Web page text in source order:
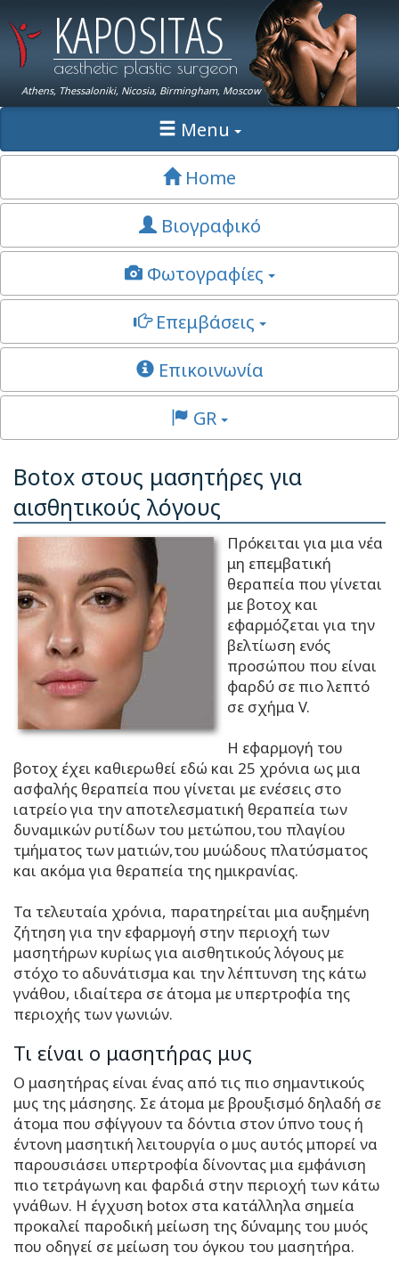
KAPOSITAS
aesthetic plastic surgeon
Athens, Thessaloniki, Nicosia, Birmingham, Moscow
Menu
Home
Βιογραφικό
Φωτογραφίες
Επεμβάσεις
Επικοινωνία
GR
Botox στους μασητήρες για
αισθητικούς λόγους
Πρόκειται για μια νέα
μη επεμβατική
θεραπεία που γίνεται
με βοτοχ και
εφαρμόζεται για την
βελτίωση ενός
προσώπου που είναι
φαρδύ σε πιο λεπτό
σε σχήμα V.
Η εφαρμογή του
βοτοχ έχει καθιερωθεί εδώ και 25 χρόνια ως μια
ασφαλής θεραπεία που γίνεται με ενέσεις στο
ιατρείο για την αποτελεσματική θεραπεία των
δυναμικών ρυτίδων του μετώπου,του πλαγίου
τμήματος των ματιών,του μυώδους πλατύσματος
και ακόμα για θεραπεία της ημικρανίας.
Τα τελευταία χρόνια, παρατηρείται μια αυξημένη
ζήτηση για την εφαρμογή στην περιοχή των
μασητήρων κυρίως για αισθητικούς λόγους με
στόχο το αδυνάτισμα και την λέπτυνση της κάτω
γνάθου, ιδιαίτερα σε άτομα με υπερτροφία της
περιοχής των γωνιών.
Τι είναι ο μασητήρας μυς
Ο μασητήρας είναι ένας από τις πιο σημαντικούς
μυς της μάσησης. Σε άτομα με βρουξισμό δηλαδή σε
άτομα που σφίγγουν τα δόντια στον ύπνο τους ή
έντονη μασητική λειτουργία ο μυς αυτός μπορεί να
παρουσιάσει υπερτροφία δίνοντας μια εμφάνιση
πιο τετράγωνη και φαρδιά στην περιοχή των κάτω
γνάθων. Η έγχυση botox στα κατάλληλα σημεία
προκαλεί παροδική μείωση της δύναμης του μυός
που οδηγεί σε μείωση του όγκου του μασητήρα.